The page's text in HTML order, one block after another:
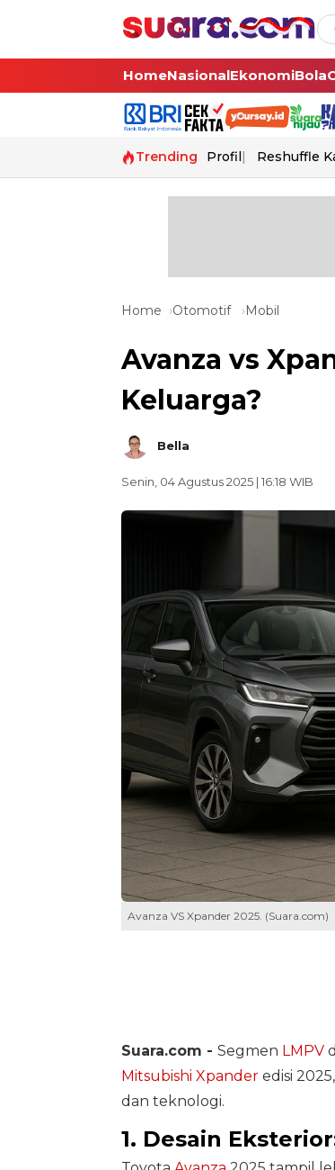
HomeNasionalEkonomiBola
Trending Profil Reshuffle
Home Otomotif Mobil
Avanza vs
Keluarga?
Bella
Senin, 04 Agustus 2025 | 16:18 WIB
Avanza VS Xpander 2025. (Suara.com)
Suara.com - Segmen LMPV
Mitsubishi Xpanderedisi
dan teknologi.
1. Desain